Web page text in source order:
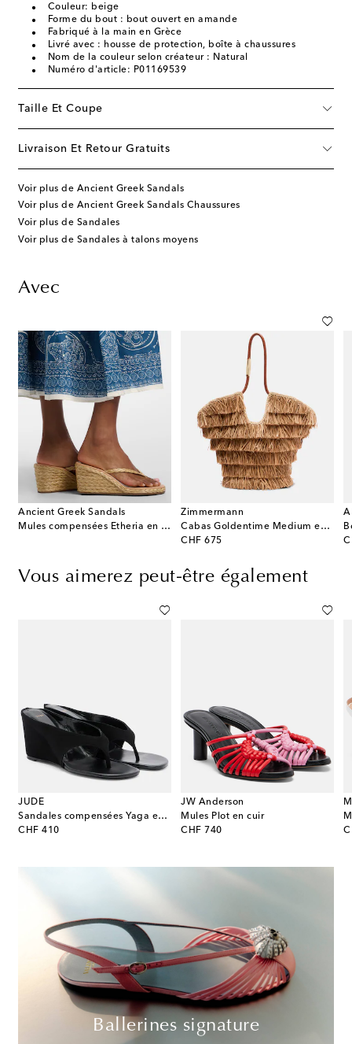
Couleur: beige
Forme du bout : bout ouvert en amande
Fabriqué à la main en Grèce
Livré avec : housse de protection, boîte à chaussures
Nom de la couleur selon créateur : Natural
Numéro d'article: P01169539
Taille Et Coupe
Livraison Et Retour Gratuits
Voir plus de Ancient Greek Sandals
Voir plus de Ancient Greek Sandals Chaussures
Voir plus de Sandales
Voir plus de Sandales à talons moyens
Avec
Ancient Greek Sandals
Mules compensées Etheria en raphia
Zimmermann
Cabas Goldentime Medium en raphia
CHF 675
original price
Vous aimerez peut-être également
JUDE
Sandales compensées Yaga en cuir
CHF 410
original price
JW Anderson
Mules Plot en cuir
CHF 740
original price
Ballerines signature